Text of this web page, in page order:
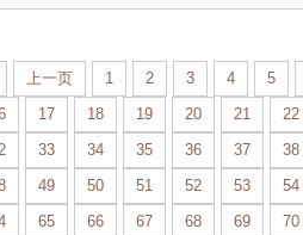
上一页 1 2 3 4
5
17 18 19 20 21
22
33 34 35 36 37
38
49 50 51 52 53
54
65 66 67 68 69
70